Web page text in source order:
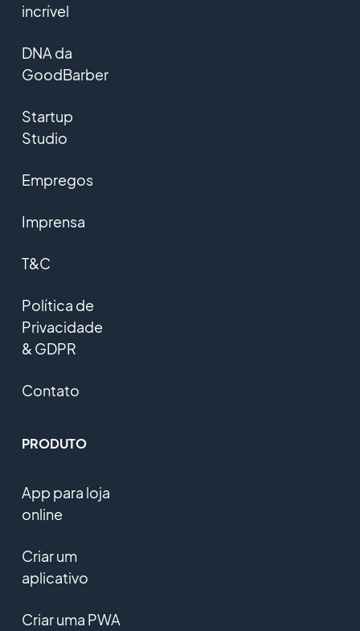
incrível
DNA da
GoodBarber
Startup
Studio
Empregos
Imprensa
T&C
Política de
Privacidade
& GDPR
Contato
PRODUTO
App para loja
online
Criar um
aplicativo
Criar uma PWA